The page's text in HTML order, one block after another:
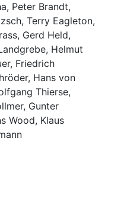
Peter Brandt,
Terry Eagleton,
Gerd Held,
Helmut
Friedrich
Hans von
Thierse,
Gunter
Wood, Klaus